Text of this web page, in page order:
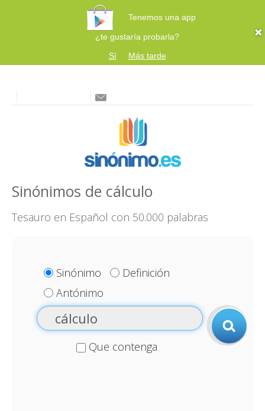
Tenemos una app
¿te gustaría probarla?
Sí
Más tarde
Sinónimos de cálculo
Tesauro en Español con 50.000 palabras
Sinónimo
Definición
Antónimo
Que contenga